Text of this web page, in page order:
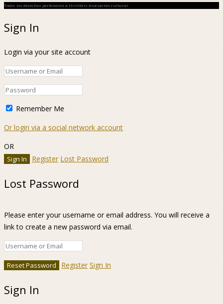
Todos los derechos pertenecen a Hislibris Asociación cultural
Sign In
Login via your site account
Remember Me
Or login via a social network account
OR
Register Lost Password
Lost Password
Please enter your username or email address. You will receive a
link to create a new password via email.
Register Sign In
Sign In